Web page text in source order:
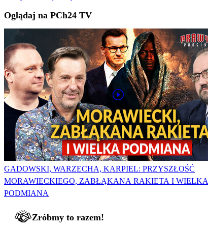
Oglądaj na PCh24 TV
GADOWSKI, WARZECHA, KARPIEL: PRZYSZŁOŚĆ
MORAWIECKIEGO, ZABŁĄKANA RAKIETA I WIELKA
PODMIANA
Zróbmy to razem!